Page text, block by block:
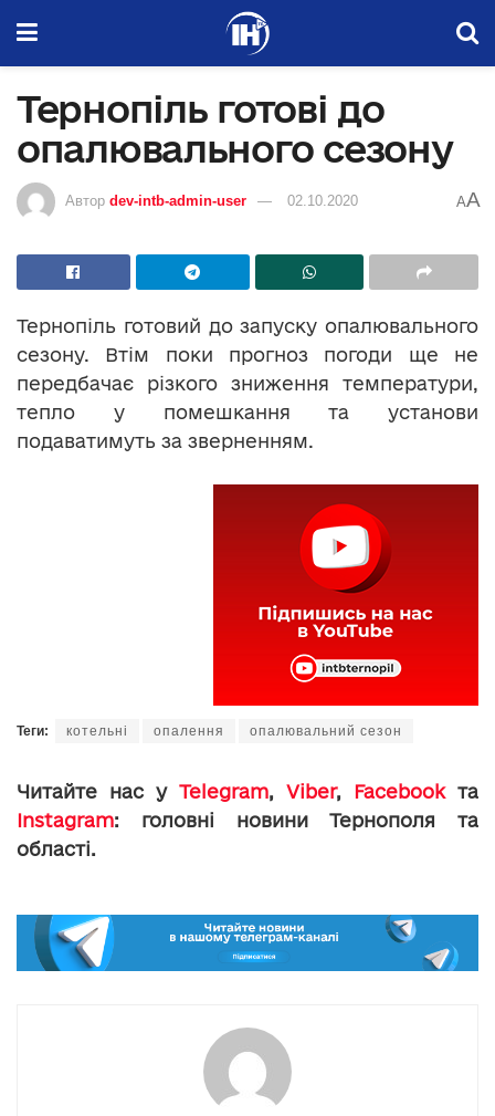
Тернопіль готові до
опалювального сезону
Автор dev-intb-admin-user 02.10.2020 AA
Тернопіль готовий до запуску опалювального
сезону. Втім поки прогноз погоди ще не
передбачає різкого зниження температури,
тепло у помешкання та установи
подаватимуть за зверненням.
Теги: котельні опалення опалювальний сезон
Читайте нас у Telegram, Viber, Facebookта
Instagram: головні новини Тернополя та
області.